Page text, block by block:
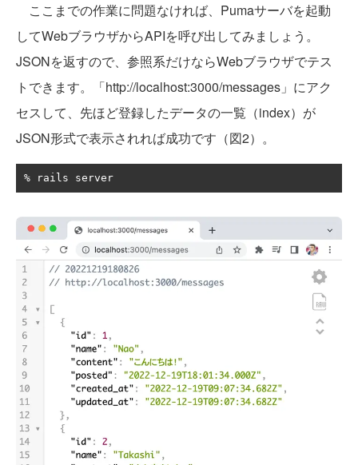
ここまでの作業に問題なければ、Pumaサーバを起動
してWebブラウザからAPIを呼び出してみましょう。
JSONを返すので、参照系だけならWebブラウザでテス
トできます。「http://localhost:3000/messages」にアク
セスして、先ほど登録したデータの一覧（index）が
JSON形式で表示されれば成功です（図2）。
% rails server